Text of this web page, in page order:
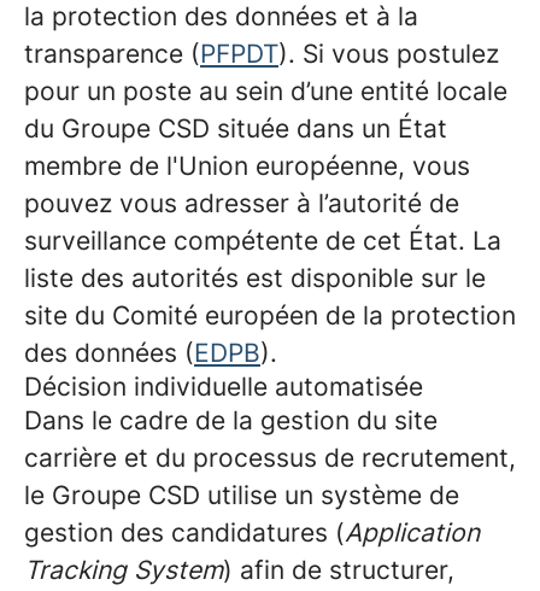
la protection des données et à la
transparence (PFPDT). Si vous postulez
pour un poste au sein d’une entité locale
du Groupe CSD située dans un État
membre de l'Union européenne, vous
pouvez vous adresser à l’autorité de
surveillance compétente de cet État. La
liste des autorités est disponible sur le
site du Comité européen de la protection
des données (EDPB).
Décision individuelle automatisée
Dans le cadre de la gestion du site
carrière et du processus de recrutement,
le Groupe CSD utilise un système de
gestion des candidatures (Application
Tracking System) afin de structurer,